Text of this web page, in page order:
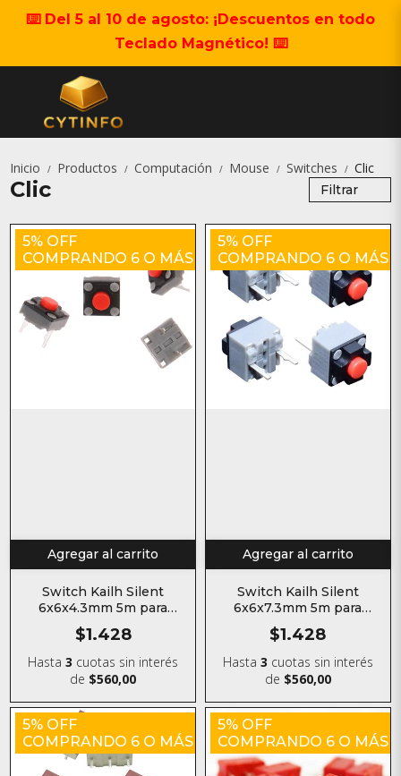
⌨️ Del 5 al 10 de agosto: ¡Descuentos en todo
Teclado Magnético! ⌨️
Inicio / Productos / Computación / Mouse / Switches / Clic
Clic Filtrar
5% OFF
COMPRANDO 6 O MÁS
Agregar al carrito
Switch Kailh Silent
6x6x4.3mm 5m para
mouse
$1.428
Hasta3 cuotas sin interés
de $560,00
5% OFF
COMPRANDO 6 O MÁS
Agregar al carrito
Switch Kailh Silent
6x6x7.3mm 5m para
$1.428
Hasta 3 cuotas sin interés
de $560,00
5% OFF
COMPRANDO 6 O MÁS
5% OFF
COMPRANDO 6 O MÁS